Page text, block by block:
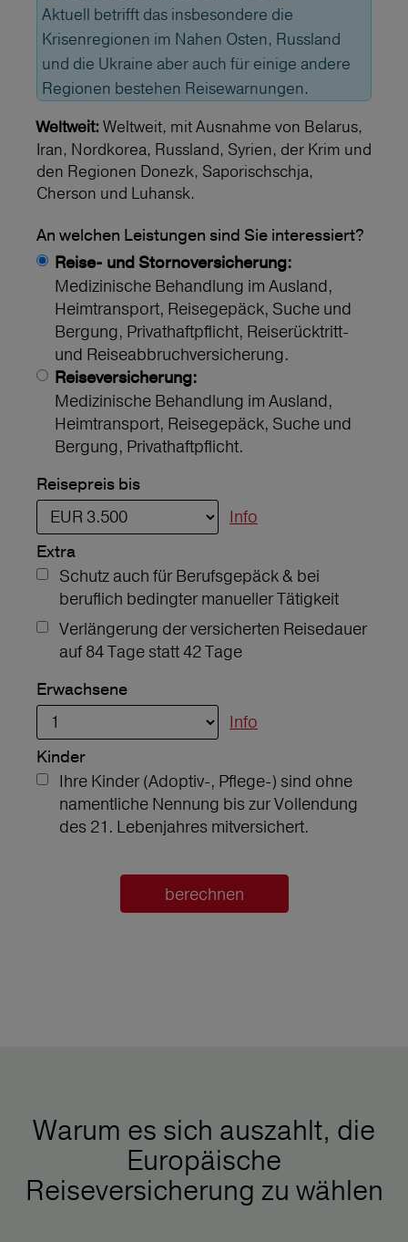
Aktuell betrifft das insbesondere die
Krisenregionen im Nahen Osten, Russland
und die Ukraine aber auch für einige andere
Regionen bestehen Reisewarnungen.
Weltweit: Weltweit, mit Ausnahme von Belarus,
Iran, Nordkorea, Russland, Syrien, der Krim und
den Regionen Donezk, Saporischschja,
Cherson und Luhansk.
An welchen Leistungen sind Sie interessiert?
Reise- und Stornoversicherung:
Medizinische Behandlung im Ausland,
Heimtransport, Reisegepäck, Suche und
Bergung, Privathaftpflicht, Reiserücktritt-
und Reiseabbruchversicherung.
Reiseversicherung:
Medizinische Behandlung im Ausland,
Heimtransport, Reisegepäck, Suche und
Bergung, Privathaftpflicht.
Reisepreis bis
Info
Extra
Schutz auch für Berufsgepäck & bei
beruflich bedingter manueller Tätigkeit
Verlängerung der versicherten Reisedauer
auf 84 Tage statt 42 Tage
Erwachsene
Info
Kinder
Ihre Kinder (Adoptiv-, Pflege-) sind ohne
namentliche Nennung bis zur Vollendung
des 21. Lebenjahres mitversichert.
berechnen
Warum es sich auszahlt, die
Europäische
Reiseversicherung zu wählen